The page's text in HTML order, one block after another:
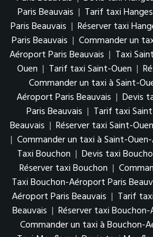
Paris Beauvais | Tarif taxi
Paris Beauvais | Réserver taxi
Paris Beauvais | Commander un
Aéroport Paris Beauvais | Taxi
Ouen | Tarif taxi Saint-Ouen |
Commander un taxi à Saint-
Aéroport Paris Beauvais | Devis
Paris Beauvais | Tarif taxi
Beauvais | Réserver taxi Saint-
| Commander un taxi à Saint-
Taxi Bouchon | Devis taxi
Réserver taxi Bouchon |
Taxi Bouchon-Aéroport Paris
Aéroport Paris Beauvais | Tarif
Beauvais | Réserver taxi
Commander un taxi à Bouchon-